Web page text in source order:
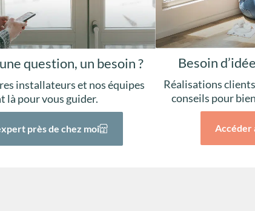
question, un besoin ?
installateurs et nos équipes
là pour vous guider.
près de chez moi
Besoin
Réalisations
conseils pour
Accéder